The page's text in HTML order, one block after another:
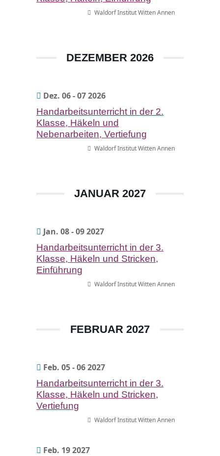
Waldorf Institut Witten Annen
DEZEMBER 2026
Dez. 06 - 07 2026
Handarbeitsunterricht in der 2.
Klasse, Häkeln und
Nebenarbeiten, Vertiefung
Waldorf Institut Witten Annen
JANUAR 2027
Jan. 08 - 09 2027
Handarbeitsunterricht in der 3.
Klasse, Häkeln und Stricken,
Einführung
Waldorf Institut Witten Annen
FEBRUAR 2027
Feb. 05 - 06 2027
Handarbeitsunterricht in der 3.
Klasse, Häkeln und Stricken,
Vertiefung
Waldorf Institut Witten Annen
Feb. 19 2027